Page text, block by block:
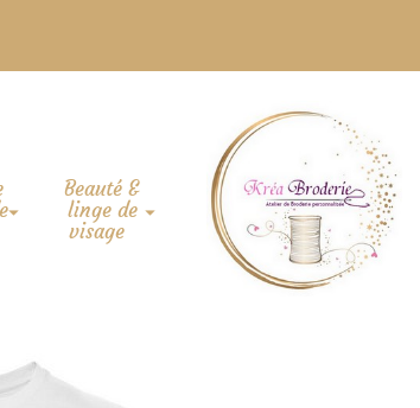
Beauté &
linge de
visage